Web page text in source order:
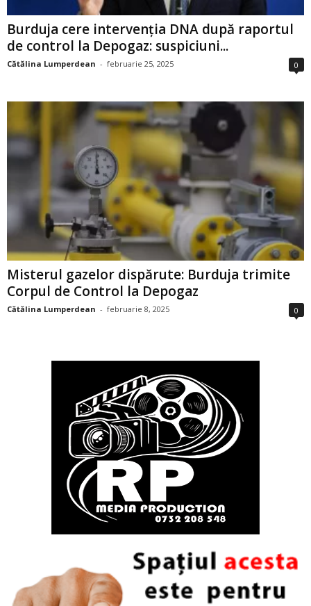
Burduja cere intervenția DNA după raportul
de control la Depogaz: suspiciuni...
Cătălina Lumperdean - februarie 25, 2025 0
Misterul gazelor dispărute: Burduja trimite
Corpul de Control la Depogaz
Cătălina Lumperdean - februarie 8, 2025 0